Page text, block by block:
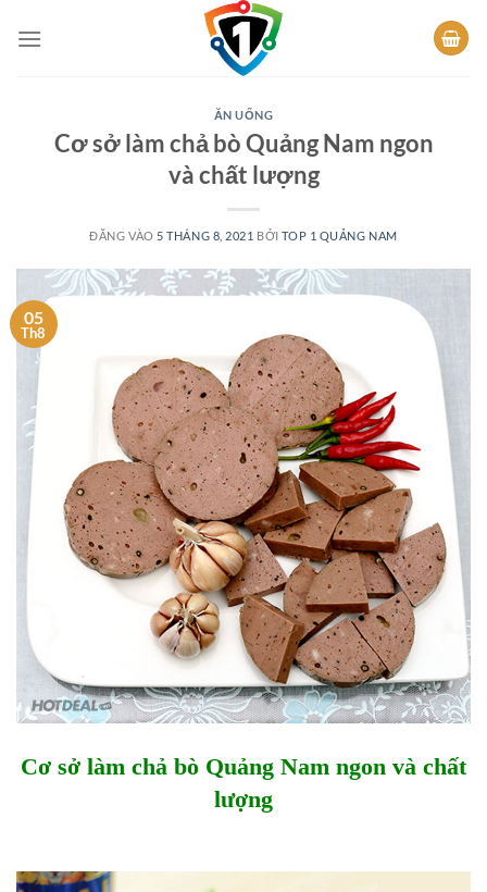
qua
ĂN UỐNG
Cơ sở làm chả bò Quảng Nam ngon
và chất lượng
ĐĂNG VÀO 5 THÁNG 8, 2021 BỞITOP 1 QUẢNG NAM
05
Th8
Cơ sở làm chả bò Quảng Nam ngon và chất
lượng